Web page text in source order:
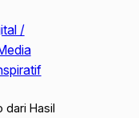
/
dari Hasil